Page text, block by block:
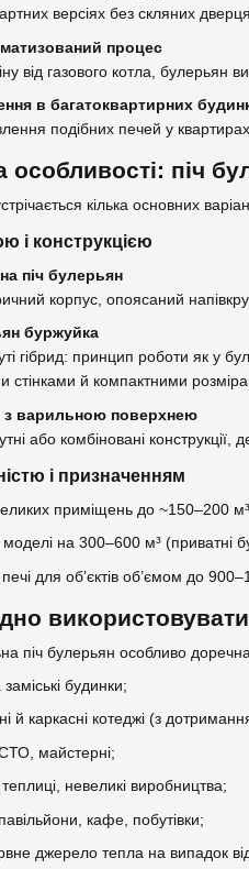
версіях без скляних
процес
від газового котла, булерьян
в багатоквартирних
подібних печей у
особливості: піч
кілька основних
і конструкцією
піч булерьян
корпус, опоясаний
буржуйка
гібрид: принцип роботи як у
стінками й компактними
з варильною поверхнею
або комбіновані
і призначенням
приміщень до ~150–200
моделі на 300–600 м³ (приватні
печі для об’єктів об’ємом до
піч булерьян особливо
заміські будинки;
й каркасні котеджі (з
майстерні;
невеликі виробництва;
кафе, побутівки;
джерело тепла на випадок